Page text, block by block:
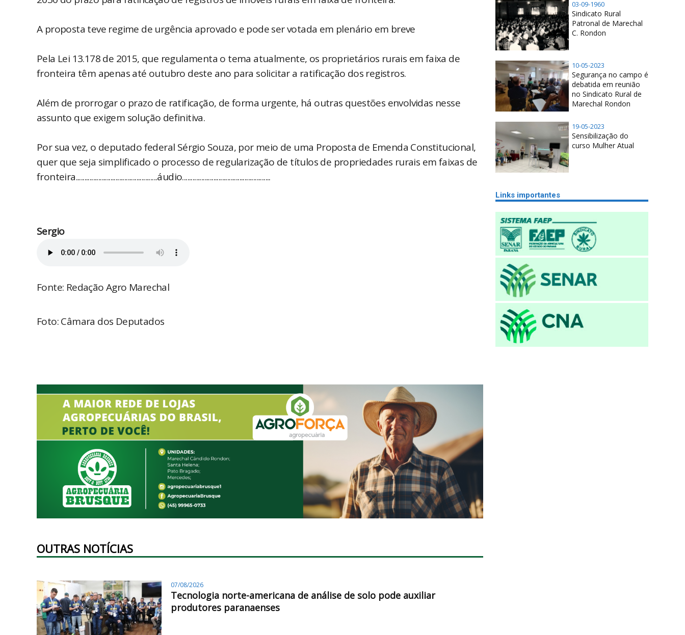
A proposta teve regime de urgência aprovado e pode ser votada em plenário em breve
Pela Lei 13.178 de 2015, que regulamenta o tema atualmente, os proprietários rurais em faixa de
fronteira têm apenas até outubro deste ano para solicitar a ratificação dos registros.
Além de prorrogar o prazo de ratificação, de forma urgente, há outras questões envolvidas nesse
assunto que exigem solução definitiva.
Por sua vez, o deputado federal Sérgio Souza, por meio de uma Proposta de Emenda Constitucional,
quer que seja simplificado o processo de regularização de títulos de propriedades rurais em faixas de
fronteira...............................................áudio...................................................
Sergio
Fonte: Redação Agro Marechal
Foto: Câmara dos Deputados
OUTRAS NOTÍCIAS
07/08/2026
Tecnologia norte-americana de análise de solo pode auxiliar
produtores paranaenses
03-09-1960
Sindicato Rural
Patronal de Marechal
C. Rondon
10-05-2023
Segurança no campo é
debatida em reunião
no Sindicato Rural de
Marechal Rondon
19-05-2023
Sensibilização do
curso Mulher Atual
Links importantes